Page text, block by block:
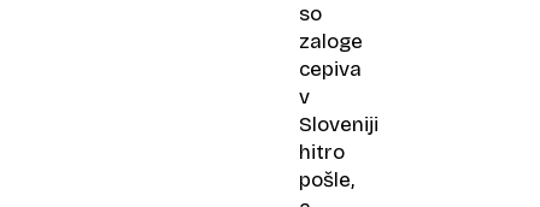
so
zaloge
cepiva
v
Sloveniji
hitro
pošle,